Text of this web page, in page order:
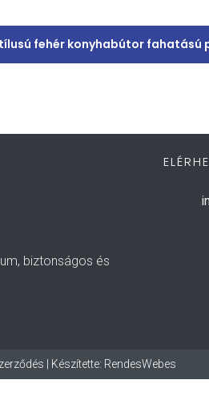
fehér konyhabútor fahatású
biztonságos és
| Készítette: RendesWebes